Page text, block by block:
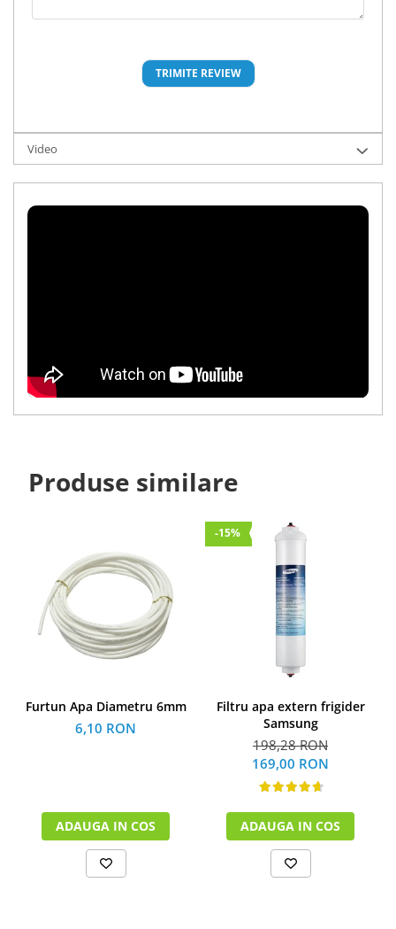
Video
Produse similare
Furtun Apa Diametru 6mm
6,10 RON
ADAUGA IN COS
-15%
Filtru apa extern frigider
Samsung
198,28 RON
169,00 RON
ADAUGA IN COS